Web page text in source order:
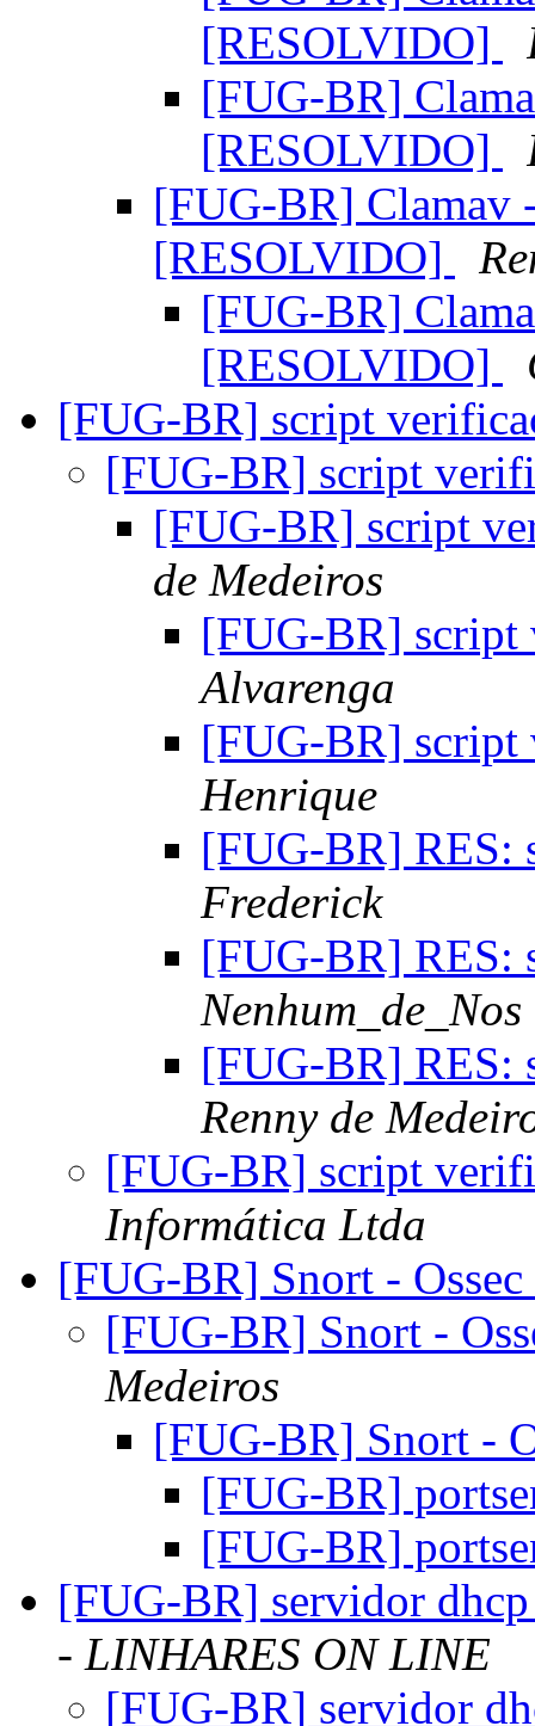
[RESOLVIDO]
[FUG-BR]
[RESOLVIDO]
[FUG-BR] Clamav
[RESOLVIDO]
[FUG-BR]
[RESOLVIDO]
[FUG-BR] script
[FUG-BR] script
[FUG-BR] script
de Medeiros
[FUG-BR] script
Alvarenga
[FUG-BR] script
Henrique
[FUG-BR] RES:
Frederick
[FUG-BR] RES:
Nenhum_de_Nos
[FUG-BR] RES:
Renny de
[FUG-BR] script
Informática Ltda
[FUG-BR] Snort -
[FUG-BR] Snort -
Medeiros
[FUG-BR] Snort -
[FUG-BR]
[FUG-BR]
[FUG-BR] servidor
- LINHARES ON LINE
[FUG-BR] servidor